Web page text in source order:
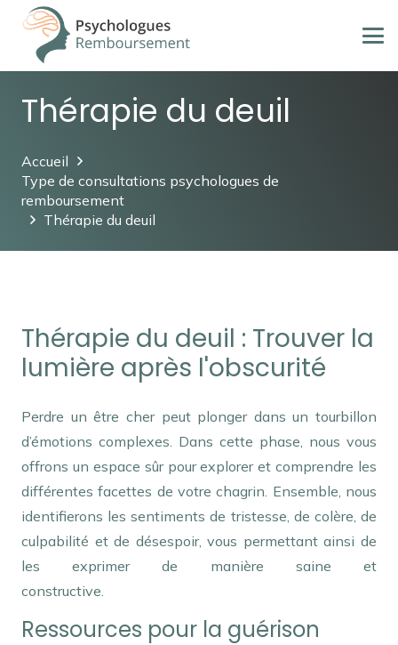
Thérapie du deuil
Accueil
Type de consultations psychologues de
remboursement
Thérapie du deuil
Thérapie du deuil : Trouver la
lumière après l'obscurité
Perdre un être cher peut plonger dans un tourbillon
d’émotions complexes. Dans cette phase, nous vous
offrons un espace sûr pour explorer et comprendre les
différentes facettes de votre chagrin. Ensemble, nous
identifierons les sentiments de tristesse, de colère, de
culpabilité et de désespoir, vous permettant ainsi de
les exprimer de manière saine et
constructive.
Ressources pour la guérison